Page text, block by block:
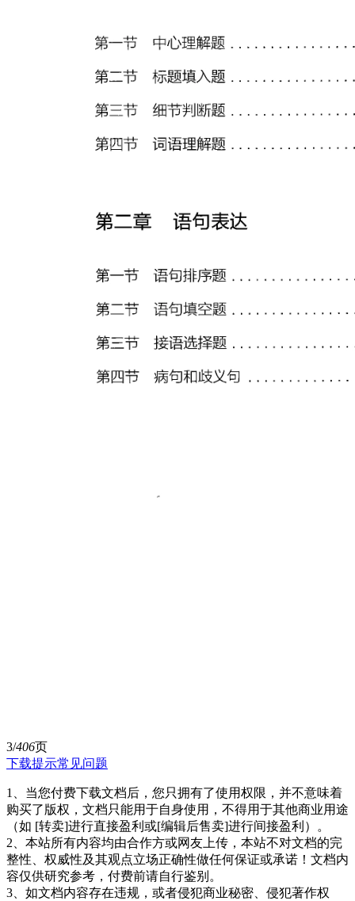
3/406页
下载提示常见问题
1、当您付费下载文档后，您只拥有了使用权限，并不意味着
购买了版权，文档只能用于自身使用，不得用于其他商业用途
（如 [转卖]进行直接盈利或[编辑后售卖]进行间接盈利）。
2、本站所有内容均由合作方或网友上传，本站不对文档的完
整性、权威性及其观点立场正确性做任何保证或承诺！文档内
容仅供研究参考，付费前请自行鉴别。
3、如文档内容存在违规，或者侵犯商业秘密、侵犯著作权